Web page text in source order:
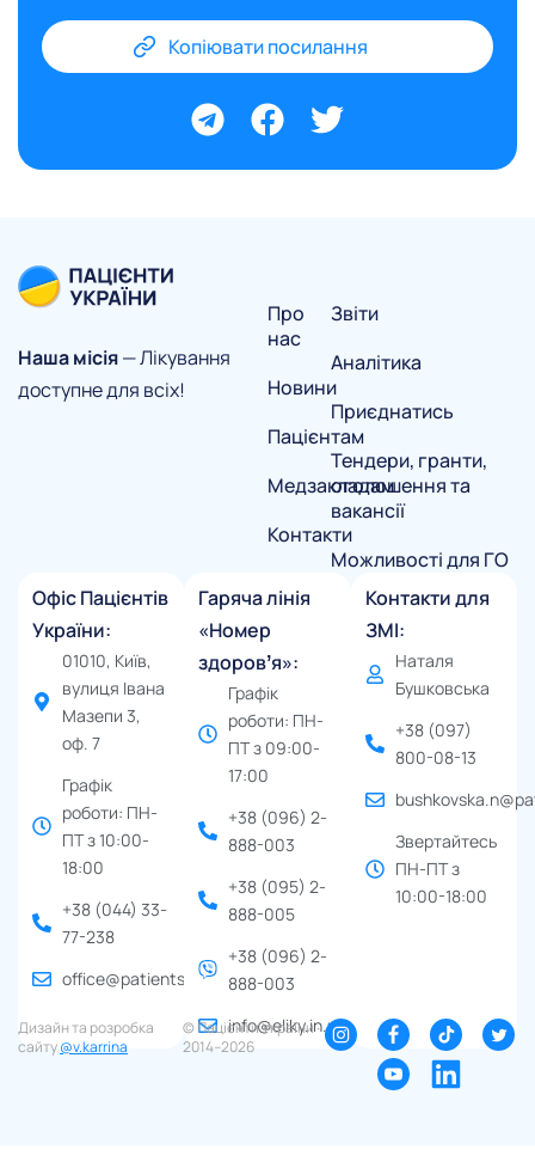
Копіювати посилання
Наша місія— Лікування
доступне для всіх!
Про
нас
Новини
Пацієнтам
Медзакладам
Контакти
Звіти
Аналітика
Приєднатись
Тендери, гранти,
оголошення та
вакансії
Можливості для ГО
Офіс Пацієнтів
України:
01010, Київ,
вулиця Івана
Мазепи 3,
оф. 7
Графік
роботи: ПН-
ПТ з 10:00-
18:00
+38 (044) 33-
77-238
office@patients.org.ua
Гаряча лінія
«Номер
здоровʼя»:
Графік
роботи: ПН-
ПТ з 09:00-
17:00
+38 (096) 2-
888-003
+38 (095) 2-
888-005
+38 (096) 2-
888-003
info@eliky.in.ua
Контакти для
ЗМІ:
Наталя
Бушковська
+38 (097)
800-08-13
Звертайтесь
ПН-ПТ з
10:00-18:00
Дизайн та розробка
сайту@v.karrina
© Пацієнти України ∙
2014–2026